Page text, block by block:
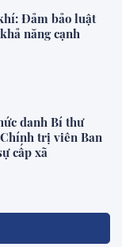
Đảm bảo luật
năng cạnh
danh Bí thư
trị viên Ban
cấp xã